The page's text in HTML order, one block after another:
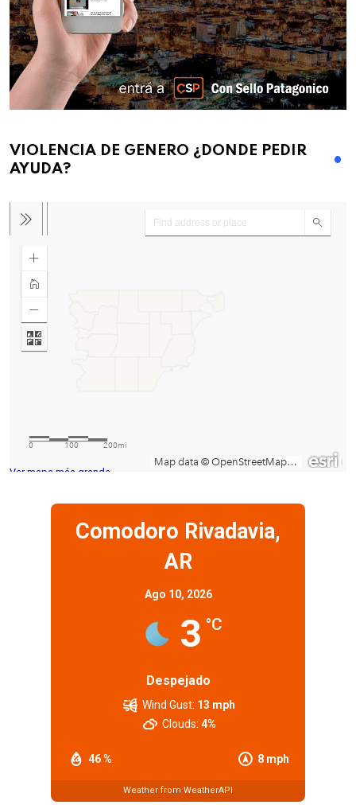
VIOLENCIA DE GENERO ¿DONDE PEDIR
AYUDA?
Ver mapa más grande
Comodoro Rivadavia,
AR
Ago 10, 2026
3 °C
Despejado
46 % 8 mph
Wind Gust: 13 mph
Clouds: 4%
Weather from WeatherAPI